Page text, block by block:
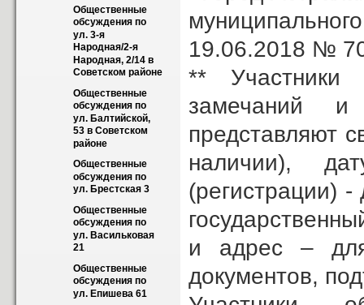
Общественные
обсуждения по
ул. 3-я
Народная/2-я
Народная, 2/14 в
Советском районе
Общественные
обсуждения по
ул. Балтийской,
53 в Советском
районе
Общественные
обсуждения по
ул. Брестская 3
Общественные
обсуждения по
ул. Васильковая
21
Общественные
обсуждения по
ул. Епишева 61
19.06.2018 №
** Участники
замечаний
представляют
наличии),
(регистрации)
и адрес –
документов,